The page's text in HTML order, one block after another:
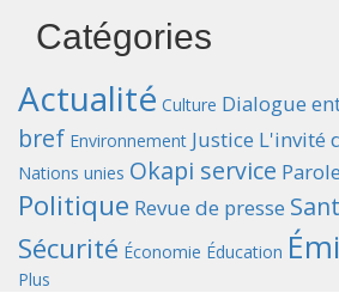
Catégories
Actualité Culture Dialogue
bref Environnement Justice L'invité
Nations unies Okapi service
Politique Revue de presse
Sécurité Économie Éducation
Plus